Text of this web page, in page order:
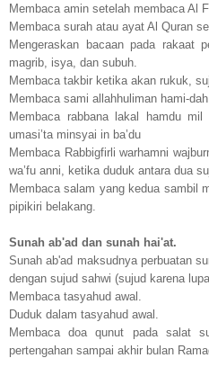
Membaca amin setelah membaca Al
Membaca surah atau ayat Al Quran
Mengeraskan bacaan pada rakaat
magrib, isya, dan subuh.
Membaca takbir ketika akan rukuk,
Membaca sami allahhuliman hami-
Membaca rabbana lakal hamdu
umasi’ta minsyai in ba’du
Membaca Rabbigfirli warhamni
wa’fu anni, ketika duduk antara dua
Membaca salam yang kedua sambil
pipikiri belakang.
Sunah ab'ad dan sunah hai'at.
Sunah ab'ad maksudnya perbuatan
dengan sujud sahwi (sujud karena
Membaca tasyahud awal.
Duduk dalam tasyahud awal.
Membaca doa qunut pada salat
pertengahan sampai akhir bulan